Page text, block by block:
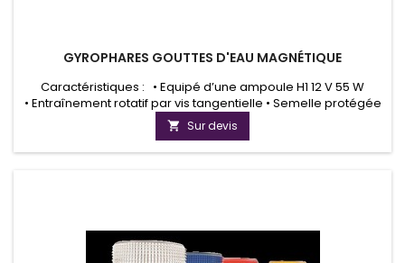
GYROPHARES GOUTTES D'EAU MAGNÉTIQUE
Caractéristiques : • Equipé d’une ampoule H1 12 V 55 W
• Entraînement rotatif par vis tangentielle • Semelle protégée
• Alimentation par câble spiralé extension 1,5 m équipé d’une
prise allume --cigare mixte Homologations : • Goutte d’eau
flash magnétique homologuée R65 • Conforme à la Directive
 Sur devis